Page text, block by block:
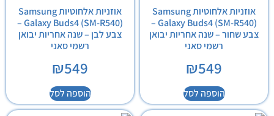
אוזניות אלחוטיות Samsung
Galaxy Buds4 (SM-R540) –
צבע שחור – שנה אחריות יבואן
רשמי סאני
₪549
הוספה לסל
אוזניות אלחוטיות Samsung
Galaxy Buds4 (SM-R540) –
צבע לבן – שנה אחריות יבואן
רשמי סאני
₪549
הוספה לסל